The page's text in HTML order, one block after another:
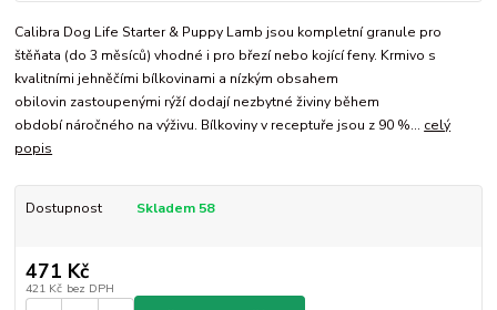
Calibra Dog Life Starter & Puppy Lamb jsou kompletní granule pro
štěňata (do 3 měsíců) vhodné i pro březí nebo kojící feny. Krmivo s
kvalitními jehněčími bílkovinami a nízkým obsahem
obilovin zastoupenými rýží dodají nezbytné živiny během
období náročného na výživu. Bílkoviny v receptuře jsou z 90 %... celý
popis
Dostupnost Skladem 58
471 Kč
421 Kč bez DPH